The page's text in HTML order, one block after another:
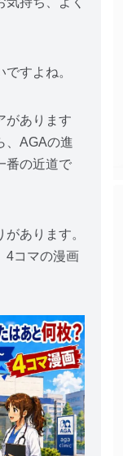
すよね。
があります
、AGAの進
番の近道で
あります。
4コマの漫画